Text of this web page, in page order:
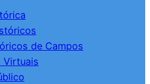
de Campos
Virtuais